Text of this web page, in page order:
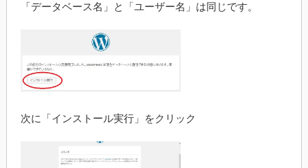
「データベース名」と「ユーザー名」は同じです。
次に「インストール実行」をクリック